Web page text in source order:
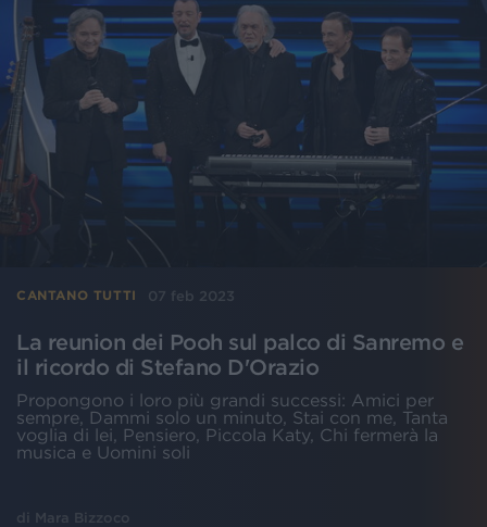
CANTANO TUTTI 07 feb 2023
La reunion dei Pooh sul palco di Sanremo e
il ricordo di Stefano D'Orazio
Propongono i loro più grandi successi: Amici per
sempre, Dammi solo un minuto, Stai con me, Tanta
voglia di lei, Pensiero, Piccola Katy, Chi fermerà la
musica e Uomini soli
di Mara Bizzoco